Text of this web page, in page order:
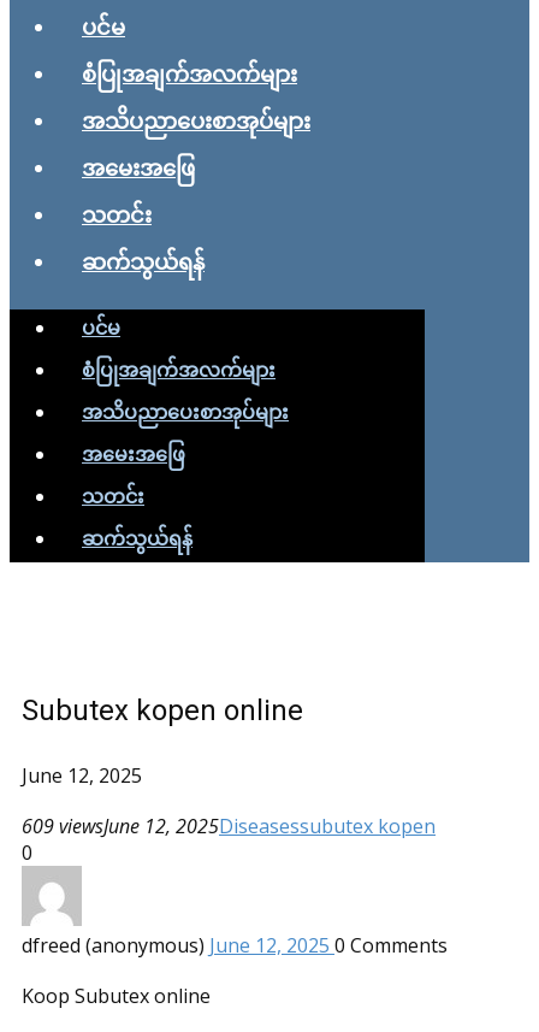
ပင်မ
စံပြုအချက်အလက်များ
အသိပညာပေးစာအုပ်များ
အမေးအဖြေ
သတင်း
ဆက်သွယ်ရန်
ပင်မ
စံပြုအချက်အလက်များ
အသိပညာပေးစာအုပ်များ
အမေးအဖြေ
သတင်း
ဆက်သွယ်ရန်
Subutex kopen online
June 12, 2025
609 viewsJune 12, 2025Diseasessubutex kopen
0
dfreed (anonymous) June 12, 2025 0 Comments
Koop Subutex online